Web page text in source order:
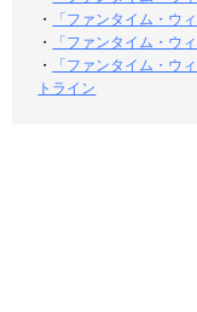
・
「ファンタイム・ウ
・
「ファンタイム・ウ
・
「ファンタイム・ウ
トライン